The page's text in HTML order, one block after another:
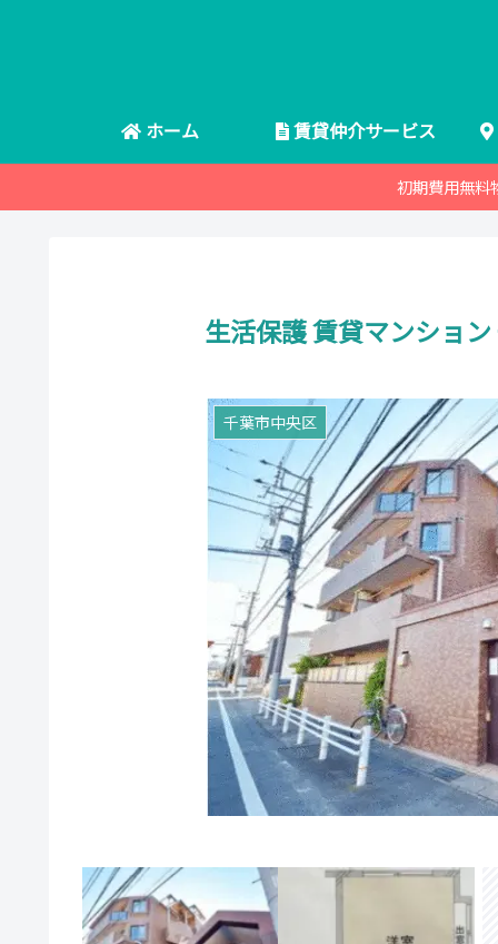
ホーム 賃貸仲介サービス
初期費用無料
生活保護 賃貸マンショ
千葉市中央区